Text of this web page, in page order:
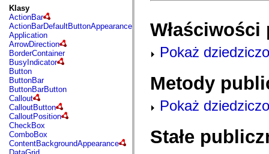
fl.ik
fl.lang
fl.livepreview
fl.managers
fl.motion
fl.motion.easing
fl.rsl
fl.text
fl.transitions
fl.transitions.easing
fl.video
flash.accessibility
flash.concurrent
flash.crypto
flash.data
flash.desktop
flash.display
Klasy
ActionBar
ActionBarDefaultButtonAppearance
Application
ArrowDirection
BorderContainer
BusyIndicator
Button
ButtonBar
ButtonBarButton
Callout
CalloutButton
CalloutPosition
CheckBox
ComboBox
ContentBackgroundAppearance
Pokaż
Metody
Pokaż
Stałe